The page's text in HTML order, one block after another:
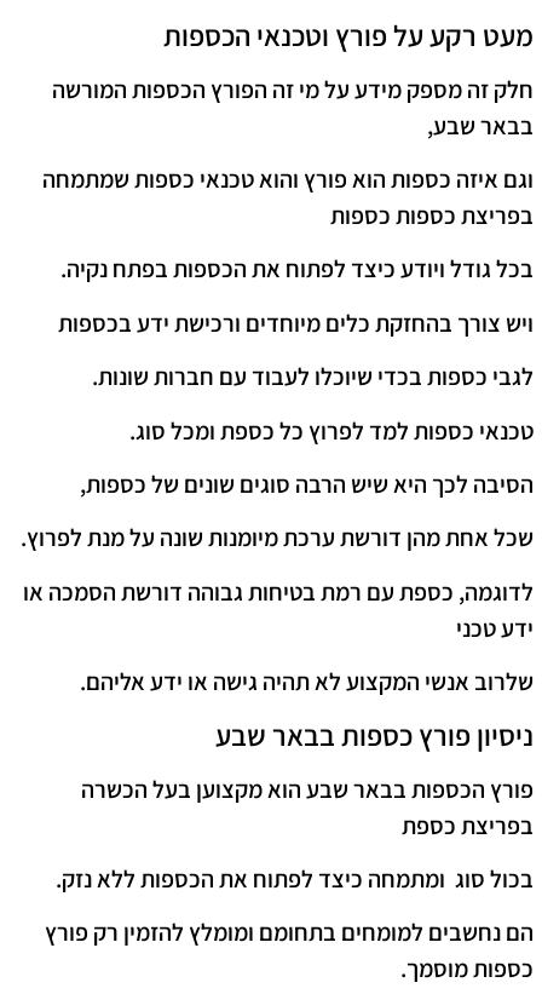
מעט רקע על פורץ וטכנאי הכספות
חלק זה מספק מידע על מי זה הפורץ הכספות המורשה
בבאר שבע,
וגם איזה כספות הוא פורץ והוא טכנאי כספות שמתמחה
בפריצת כספות כספות
בכל גודל ויודע כיצד לפתוח את הכספות בפתח נקיה.
ויש צורך בהחזקת כלים מיוחדים ורכישת ידע בכספות
לגבי כספות בכדי שיוכלו לעבוד עם חברות שונות.
טכנאי כספות למד לפרוץ כל כספת ומכל סוג.
הסיבה לכך היא שיש הרבה סוגים שונים של כספות,
שכל אחת מהן דורשת ערכת מיומנות שונה על מנת לפרוץ.
לדוגמה, כספת עם רמת בטיחות גבוהה דורשת הסמכה או
ידע טכני
שלרוב אנשי המקצוע לא תהיה גישה או ידע אליהם.
ניסיון פורץ כספות בבאר שבע
פורץ הכספות בבאר שבע הוא מקצוען בעל הכשרה
בפריצת כספת
בכול סוג ומתמחה כיצד לפתוח את הכספות ללא נזק.
הם נחשבים למומחים בתחומם ומומלץ להזמין רק פורץ
כספות מוסמך.